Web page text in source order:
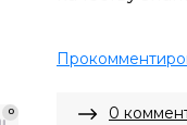
0
0